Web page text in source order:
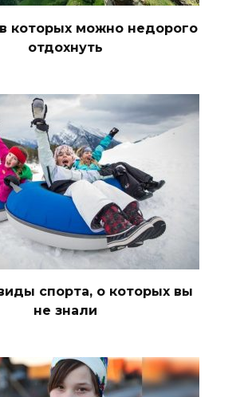
в которых можно недорого
отдохнуть
спорта, о которых вы
не знали